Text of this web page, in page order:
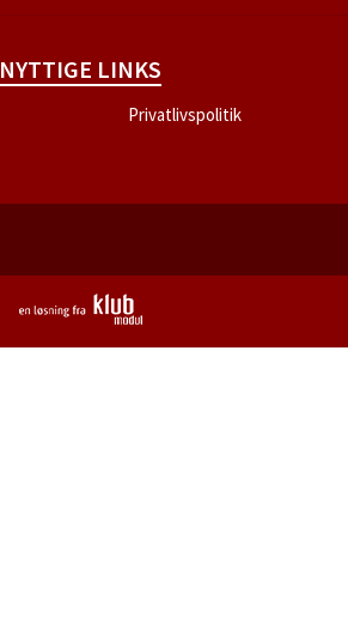
NYTTIGE LINKS
Privatlivspolitik